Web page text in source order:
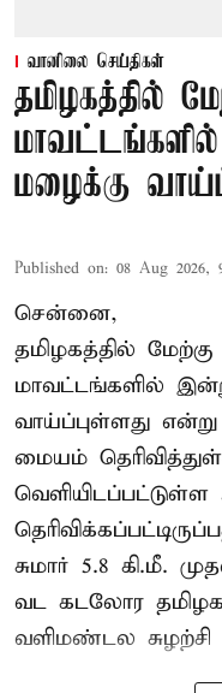
வானிலை செய்திகள்
தமிழகத்தில்
மழைக்கு
Published on: 08 Aug 2026,
சென்னை,
தமிழகத்தில்
மாவட்டங்களில்
வாய்ப்புள்ளது
மையம்
சுமார் 5.8 கி.மீ.
வட கடலோர தமிழக
வளிமண்டல சுழற்சி